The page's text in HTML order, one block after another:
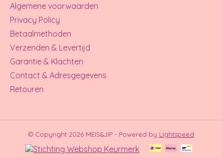
Algemene voorwaarden
Privacy Policy
Betaalmethoden
Verzenden & Levertijd
Garantie & Klachten
Contact & Adresgegevens
Retouren
© Copyright 2026 MEIS&JIP - Powered by Lightspeed